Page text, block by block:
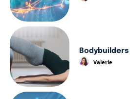
Valerie